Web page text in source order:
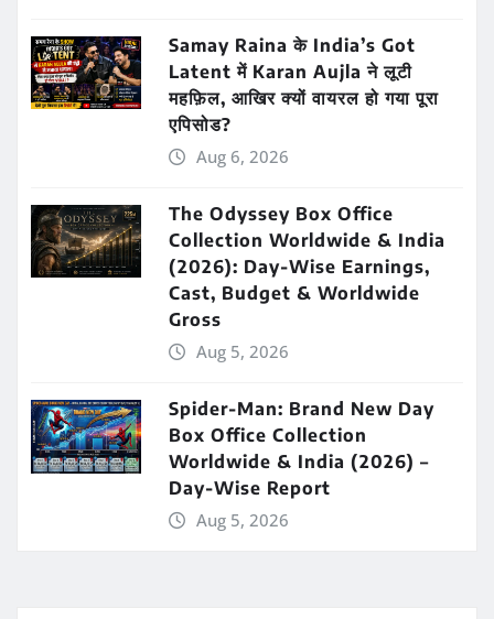
Samay Raina के India’s Got
Latent में Karan Aujla ने लूटी
महफ़िल, आखिर क्यों वायरल हो गया पूरा
एपिसोड?
Aug 6, 2026
The Odyssey Box Office
Collection Worldwide & India
(2026): Day-Wise Earnings,
Cast, Budget & Worldwide
Gross
Aug 5, 2026
Spider-Man: Brand New Day
Box Office Collection
Worldwide & India (2026) –
Day-Wise Report
Aug 5, 2026